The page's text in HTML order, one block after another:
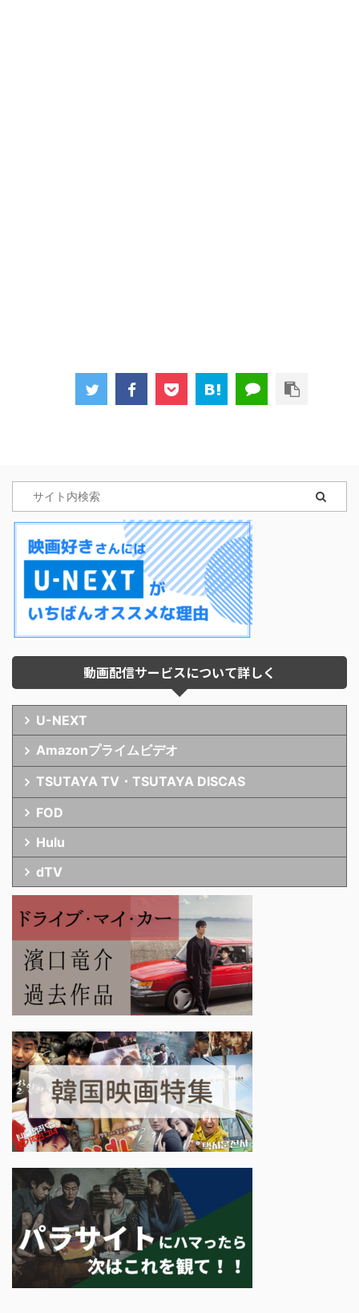
動画配信サービスについて詳しく
U-NEXT
Amazonプライムビデオ
TSUTAYA TV・TSUTAYA DISCAS
FOD
Hulu
dTV